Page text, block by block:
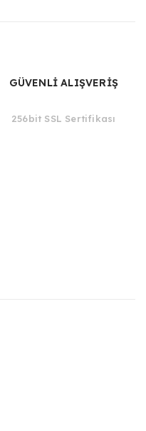
GÜVENLİ ALIŞVERİŞ
256bit SSL Sertifikası